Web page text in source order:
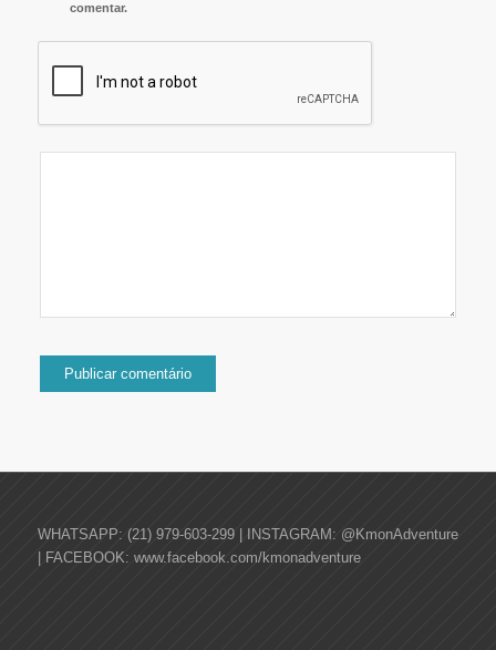
comentar.
WHATSAPP: (21) 979-603-299 | INSTAGRAM: @KmonAdventure
| FACEBOOK: www.facebook.com/kmonadventure